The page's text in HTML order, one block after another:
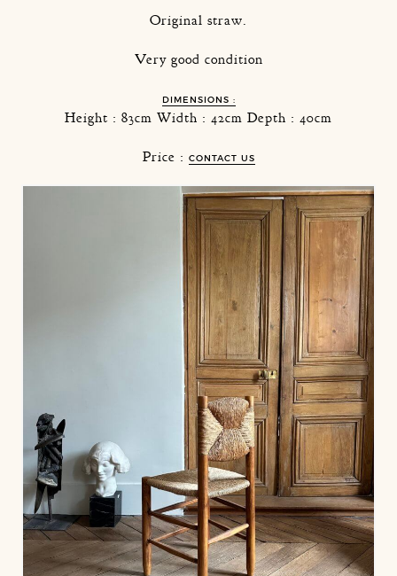
Original straw.
Very good condition
DIMENSIONS :
Height : 83cm Width : 42cm Depth : 40cm
Price : CONTACT US